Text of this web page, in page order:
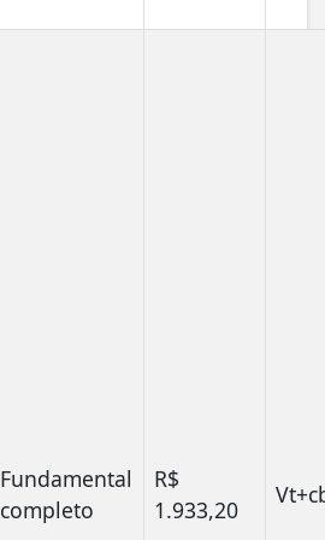
Fundamental
completo
R$
1.933,20